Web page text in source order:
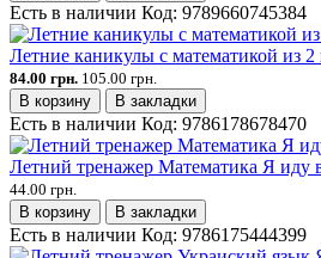
Есть в наличии Код: 9789660745384
Летние каникулы с математикой из 2
84.00 грн. 105.00 грн.
В корзину
В закладки
Есть в наличии Код: 9786178678470
Летний тренажер Математика Я иду
44.00 грн.
В корзину
В закладки
Есть в наличии Код: 9786175444399